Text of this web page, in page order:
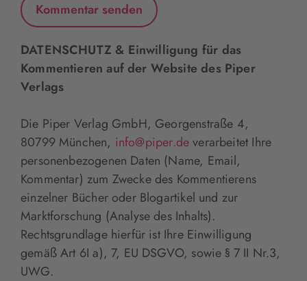
DATENSCHUTZ & Einwilligung für das
Kommentieren auf der Website des Piper
Verlags
Die Piper Verlag GmbH, Georgenstraße 4,
80799 München, info@piper.deverarbeitet Ihre
personenbezogenen Daten (Name, Email,
Kommentar) zum Zwecke des Kommentierens
einzelner Bücher oder Blogartikel und zur
Marktforschung (Analyse des Inhalts).
Rechtsgrundlage hierfür ist Ihre Einwilligung
gemäß Art 6I a), 7, EU DSGVO, sowie § 7 II Nr.3,
UWG.